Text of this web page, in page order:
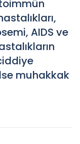
AIDS ve
muhakkak